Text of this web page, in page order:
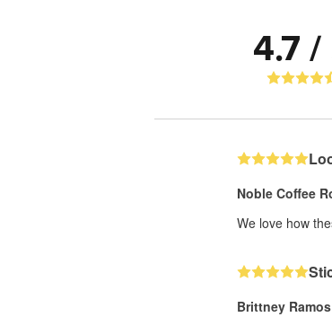
4.7 /
Noble Coffee
We love how
Brittney Ramos